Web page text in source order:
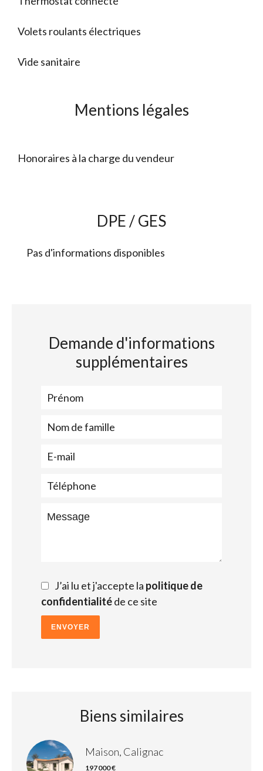
Volets roulants électriques
Vide sanitaire
Mentions légales
Honoraires à la charge du vendeur
DPE / GES
Pas d'informations disponibles
Demande d'informations
supplémentaires
J’ai lu et j'accepte la politique de
confidentialitéde ce site
ENVOYER
Biens similaires
Maison, Calignac
197 000 €